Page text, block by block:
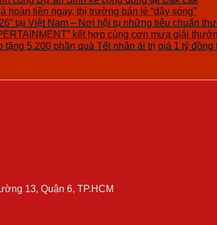
hoàn tiền ngay, thị trường bán lẻ “dậy sóng”
tại Việt Nam – Nơi hội tụ những tiêu chuẩn
kết hợp cùng cơn mưa giải
tặng 5.200 phần quà Tết nhân ái trị giá 1 tỷ
13, Quận 6, TP.HCM